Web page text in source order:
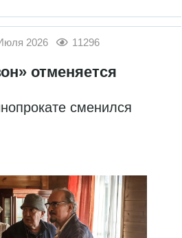
2026 11296
отменяется
сменился